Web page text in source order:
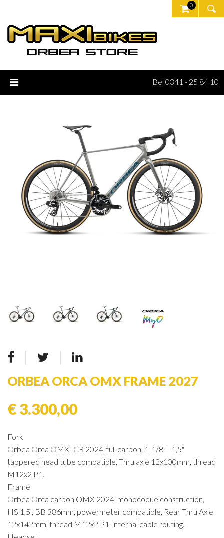
0
Bel 0341 - 25 84 10
ORBEA ORCA OMX FRAME 2027
€ 3.300,00
Fork
Orbea Orca OMX ICR 2024, full carbon, 1-1/8" - 1,5"
tappered head tube compatible, Thru axle 12x100mm, thread
M12x2 P1.
Frame
Orbea Orca carbon OMX 2024, monocoque construction,
HS 1,5", BB 386mm, powermeter compatible, Rear Thru Axle
12x142mm, thread M12x2 P1, internal cable routing.
Headset